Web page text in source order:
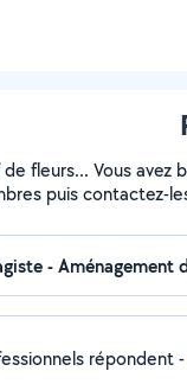
fleurs... Vous
puis contactez-
répondent-